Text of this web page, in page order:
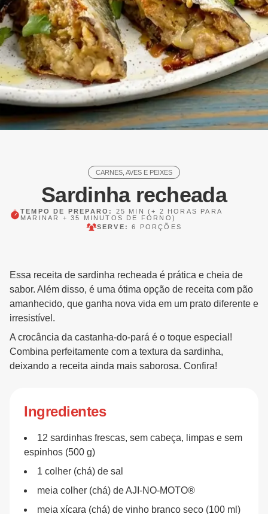
CARNES, AVES E PEIXES
Sardinha recheada
TEMPO DE PREPARO: 25 MIN
(+ 2 HORAS PARA
MARINAR + 35 MINUTOS DE FORNO)
SERVE:6 PORÇÕES
Essa receita de sardinha recheada é prática e cheia de
sabor. Além disso, é uma ótima opção de receita com pão
amanhecido, que ganha nova vida em um prato diferente e
irresistível.
A crocância da castanha-do-pará é o toque especial!
Combina perfeitamente com a textura da sardinha,
deixando a receita ainda mais saborosa. Confira!
Ingredientes
12 sardinhas frescas, sem cabeça, limpas e sem
espinhos (500 g)
1 colher (chá) de sal
meia colher (chá) de AJI-NO-MOTO®
meia xícara (chá) de vinho branco seco (100 ml)